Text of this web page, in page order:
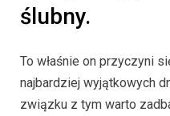
ślubny.
To właśnie on przyczyni
najbardziej wyjątkowych
związku z tym warto